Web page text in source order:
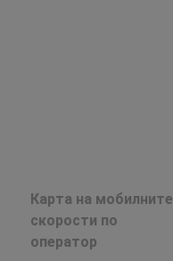
Карта на мобилните
скорости по
оператор